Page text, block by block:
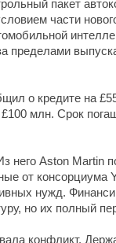
пакет
части
пределами
о кредите на
млн. Срок
него Aston Martin
от консорциума
нужд.
но их полный
конфликт.